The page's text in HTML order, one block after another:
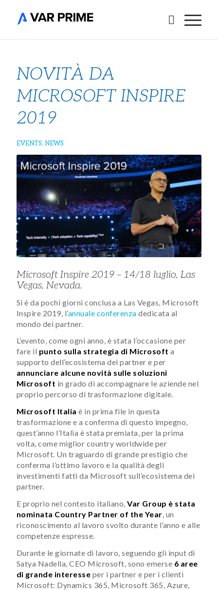
NOVITÀ DA
MICROSOFT INSPIRE
2019
EVENTS, NEWS
Microsoft Inspire 2019 – 14/18 luglio, Las
Vegas, Nevada.
Si è da pochi giorni conclusa a Las Vegas, Microsoft
Inspire 2019, l’annuale conferenza dedicata al
mondo dei partner.
L’evento, come ogni anno, è stata l’occasione per
fare il punto sulla strategia di Microsoft a
supporto dell’ecosistema dei partner e per
annunciare alcune novità sulle soluzioni
Microsoft in grado di accompagnare le aziende nel
proprio percorso di trasformazione digitale.
Microsoft Italia è in prima file in questa
trasformazione e a conferma di questo impegno,
quest’anno l’Italia è stata premiata, per la prima
volta, come miglior country worldwide per
Microsoft. Un traguardo di grande prestigio che
conferma l’ottimo lavoro e la qualità degli
investimenti fatti da Microsoft sull’ecosistema dei
partner.
E proprio nel contesto italiano,Var Group è stata
nominata Country Partner of the Year, un
riconoscimento al lavoro svolto durante l’anno e alle
competenze espresse.
Durante le giornate di lavoro, seguendo gli input di
Satya Nadella, CEO Microsoft, sono emerse 6 aree
di grande interesse per i partner e per i clienti
Microsoft: Dynamics 365, Microsoft 365, Azure,